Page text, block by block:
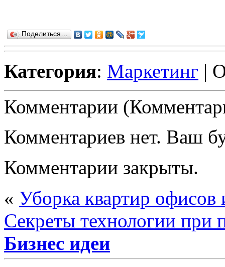
Поделиться…
Категория: Маркетинг |
Комментарии
Комментариев нет. Ваш
Комментарии закрыты.
« Уборка квартир офисов
Секреты технологии при
Бизнес идеи